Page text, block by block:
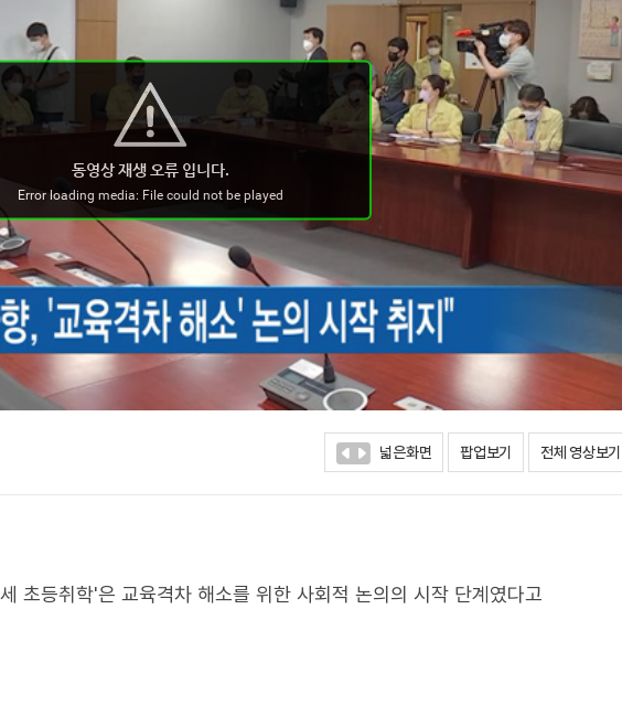
넓은화면 팝업보기 전체 영상보기
초등취학'은 교육격차 해소를 위한 사회적 논의의 시작 단계였다고